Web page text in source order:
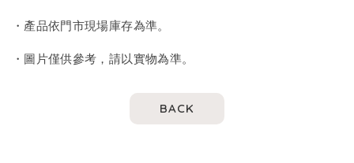
・產品依門市現場庫存為準。
・圖片僅供參考，請以實物為準。
BACK